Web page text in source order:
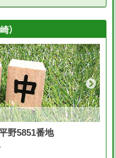
）
野5851番地